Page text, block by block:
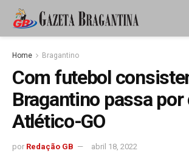
Home Bragantino
Com futebol
Bragantino passa
Atlético-GO
por Redação GB abril 18, 2022